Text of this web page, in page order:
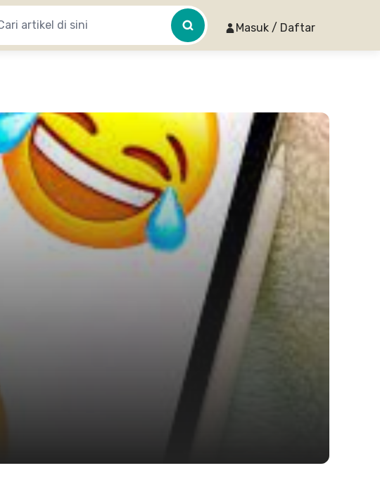
Masuk / Daftar